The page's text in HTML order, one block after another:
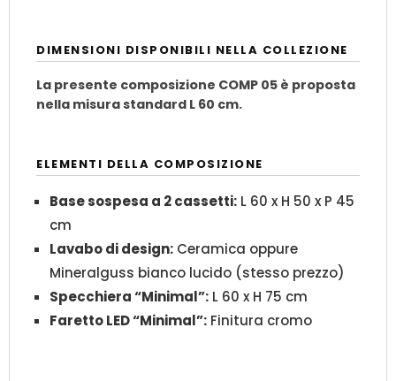
DIMENSIONI DISPONIBILI NELLA COLLEZIONE
La presente composizione COMP 05 è proposta
nella misura standard L 60 cm.
ELEMENTI DELLA COMPOSIZIONE
Base sospesa a 2 cassetti: L 60 x H 50 x P 45
cm
Lavabo di design: Ceramica oppure
Mineralguss bianco lucido (stesso prezzo)
Specchiera “Minimal”: L 60 x H 75 cm
Faretto LED “Minimal”: Finitura cromo